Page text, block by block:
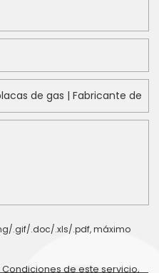
.gif/.doc/.xls/.pdf, máximo
de este servicio,